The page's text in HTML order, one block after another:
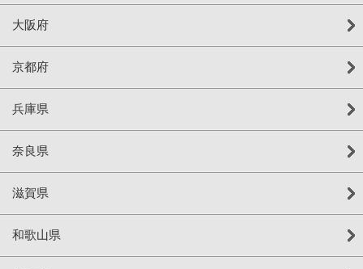
大阪府
京都府
兵庫県
奈良県
滋賀県
和歌山県